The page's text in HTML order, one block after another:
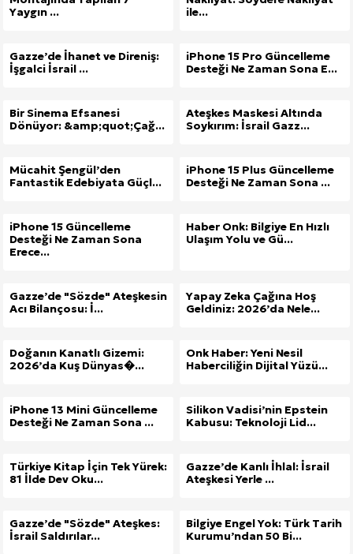
Yaygın ...
ile...
Gazze’de İhanet ve Direniş:
İşgalci İsrail ...
iPhone 15 Pro Güncelleme
Desteği Ne Zaman Sona E...
Bir Sinema Efsanesi
Dönüyor: &amp;quot;Çağ...
Ateşkes Maskesi Altında
Soykırım: İsrail Gazz...
Mücahit Şengül’den
Fantastik Edebiyata Güçl...
iPhone 15 Plus Güncelleme
Desteği Ne Zaman Sona ...
iPhone 15 Güncelleme
Desteği Ne Zaman Sona
Erece...
Haber Onk: Bilgiye En Hızlı
Ulaşım Yolu ve Gü...
Gazze’de "Sözde" Ateşkesin
Acı Bilançosu: İ...
Yapay Zeka Çağına Hoş
Geldiniz: 2026’da Nele...
Doğanın Kanatlı Gizemi:
2026’da Kuş Dünyas�...
Onk Haber: Yeni Nesil
Haberciliğin Dijital Yüzü...
iPhone 13 Mini Güncelleme
Desteği Ne Zaman Sona ...
Silikon Vadisi’nin Epstein
Kabusu: Teknoloji Lid...
Türkiye Kitap İçin Tek Yürek:
81 İlde Dev Oku...
Gazze’de Kanlı İhlal: İsrail
Ateşkesi Yerle ...
Gazze’de "Sözde" Ateşkes:
İsrail Saldırılar...
Bilgiye Engel Yok: Türk Tarih
Kurumu’ndan 50 Bi...